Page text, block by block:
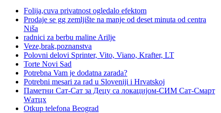
Folija,cuva privatnost ogledalo efektom
Prodaje se gg zemljište na manje od deset minuta od centra
Niša
radnici za berbu maline Arilje
Veze,brak,poznanstva
Polovni delovi Sprinter, Vito, Viano, Krafter, LT
Torte Novi Sad
Potrebna Vam je dodatna zarada?
Potrebni mesari za rad u Sloveniji i Hrvatskoj
Паметни Сат-Сат за Децу са локацијом-СИМ Сат-Смарт
Wатцх
Otkup telefona Beograd